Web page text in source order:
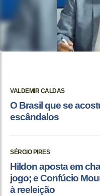
VALDEMIR CALDAS
O Brasil que se
escândalos
SÉRGIO PIRES
Hildon aposta em
jogo; e Confúcio
à reeleição